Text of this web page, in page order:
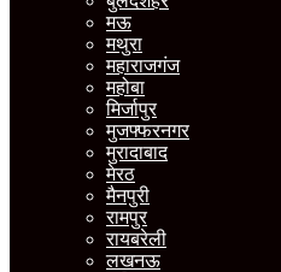
मऊ
मथुरा
महाराजगंज
महोबा
मिर्जापुर
मुजफ्फरनगर
मुरादाबाद
मेरठ
मैनपुरी
रामपुर
रायबरेली
लखनऊ